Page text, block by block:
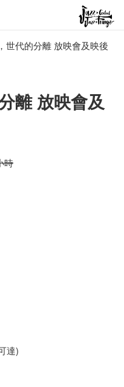
世代的分離 放映會及映後
離 放映會及
時
達)